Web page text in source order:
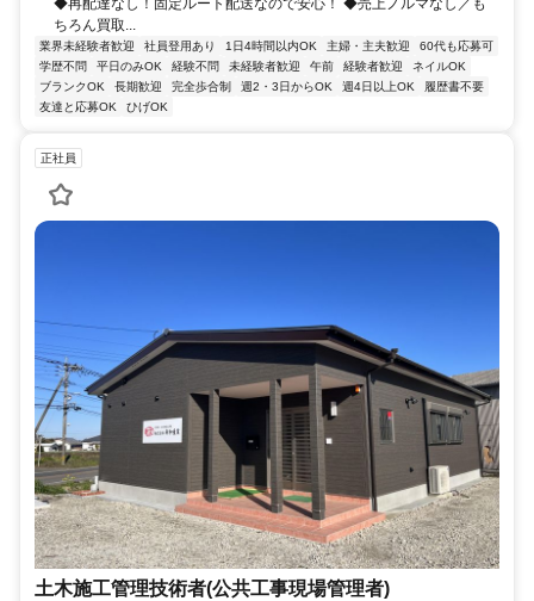
◆再配達なし！固定ルート配送なので安心！ ◆売上ノルマなし／も
ちろん買取...
業界未経験者歓迎 社員登用あり 1日4時間以内OK 主婦・主夫歓迎
60代も応募可
学歴不問
平日のみOK 経験不問 未経験者歓迎 午前 経験者歓迎
ネイルOK
ブランクOK
長期歓迎 完全歩合制 週2・3日からOK 週4日以上OK
履歴書不要
友達と応募OK
ひげOK
正社員
土木施工管理技術者(公共工事現場管理者)